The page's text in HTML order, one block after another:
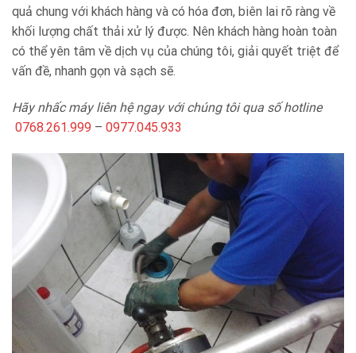
quả chung với khách hàng và có hóa đơn, biên lai rõ ràng về
khối lượng chất thải xử lý được. Nên khách hàng hoàn toàn
có thể yên tâm về dịch vụ của chúng tôi, giải quyết triệt để
vấn đề, nhanh gọn và sạch sẽ.
Hãy nhấc máy liên hệ ngay với chúng tôi qua số hotline
0768.261.999 – 0977.045.933